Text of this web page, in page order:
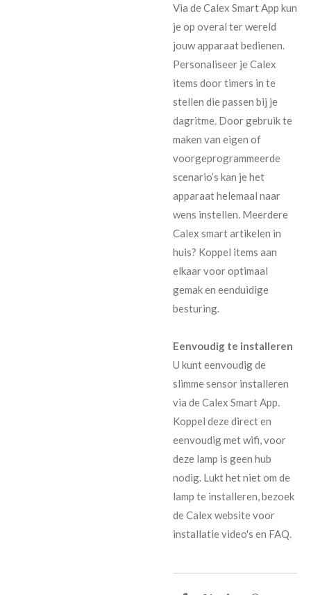
Via de Calex Smart App kun
je op overal ter wereld
jouw apparaat bedienen.
Personaliseer je Calex
items door timers in te
stellen die passen bij je
dagritme. Door gebruik te
maken van eigen of
voorgeprogrammeerde
scenario’s kan je het
apparaat helemaal naar
wens instellen. Meerdere
Calex smart artikelen in
huis? Koppel items aan
elkaar voor optimaal
gemak en eenduidige
besturing.
Eenvoudig te installeren
U kunt eenvoudig de
slimme sensor installeren
via de Calex Smart App.
Koppel deze direct en
eenvoudig met wifi, voor
deze lamp is geen hub
nodig. Lukt het niet om de
lamp te installeren, bezoek
de Calex website voor
installatie video's en FAQ.